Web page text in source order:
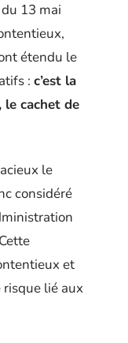
13 mai
étendu le
: c’est la
le cachet de
le
considéré
et
lié aux